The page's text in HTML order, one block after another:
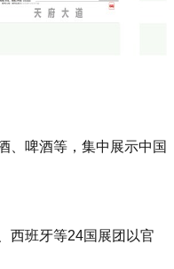
、啤酒等，集中展示中国
西班牙等24国展团以官